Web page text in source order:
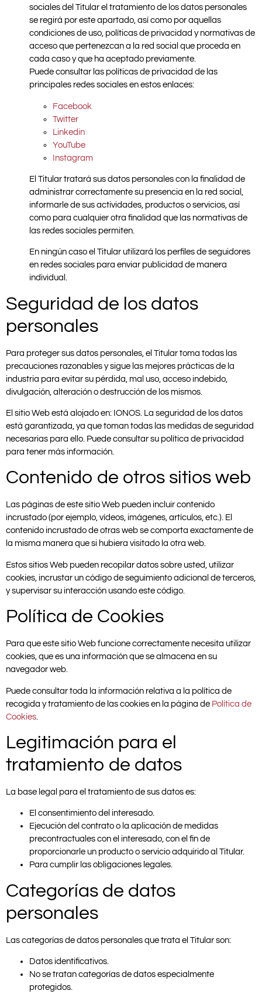
sociales del Titular el tratamiento de los datos personales
se regirá por este apartado, así como por aquellas
condiciones de uso, políticas de privacidad y normativas de
acceso que pertenezcan a la red social que proceda en
cada caso y que ha aceptado previamente.
Puede consultar las políticas de privacidad de las
principales redes sociales en estos enlaces:
Facebook
Twitter
Linkedin
YouTube
Instagram
El Titular tratará sus datos personales con la finalidad de
administrar correctamente su presencia en la red social,
informarle de sus actividades, productos o servicios, así
como para cualquier otra finalidad que las normativas de
las redes sociales permiten.
En ningún caso el Titular utilizará los perfiles de seguidores
en redes sociales para enviar publicidad de manera
individual.
Seguridad de los datos
personales
Para proteger sus datos personales, el Titular toma todas las
precauciones razonables y sigue las mejores prácticas de la
industria para evitar su pérdida, mal uso, acceso indebido,
divulgación, alteración o destrucción de los mismos.
El sitio Web está alojado en: IONOS. La seguridad de los datos
está garantizada, ya que toman todas las medidas de seguridad
necesarias para ello. Puede consultar su política de privacidad
para tener más información.
Contenido de otros sitios web
Las páginas de este sitio Web pueden incluir contenido
incrustado (por ejemplo, vídeos, imágenes, artículos, etc.). El
contenido incrustado de otras web se comporta exactamente de
la misma manera que si hubiera visitado la otra web.
Estos sitios Web pueden recopilar datos sobre usted, utilizar
cookies, incrustar un código de seguimiento adicional de terceros,
y supervisar su interacción usando este código.
Política de Cookies
Para que este sitio Web funcione correctamente necesita utilizar
cookies, que es una información que se almacena en su
navegador web.
Puede consultar toda la información relativa a la política de
recogida y tratamiento de las cookies en la página de Política de
Cookies
Legitimación para el
tratamiento de datos
La base legal para el tratamiento de sus datos es:
El consentimiento del interesado.
Ejecución del contrato o la aplicación de medidas
precontractuales con el interesado, con el fin de
proporcionarle un producto o servicio adquirido al Titular.
Para cumplir las obligaciones legales.
Categorías de datos
personales
Las categorías de datos personales que trata el Titular son:
Datos identificativos.
No se tratan categorías de datos especialmente
protegidos.